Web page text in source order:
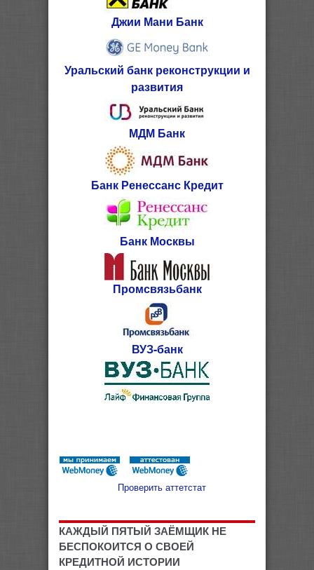
Джии Мани Банк
Уральский банк реконструкции и
развития
МДМ Банк
Банк Ренессанс Кредит
Банк Москвы
Промсвязьбанк
ВУЗ-банк
Проверить аттетстат
КАЖДЫЙ ПЯТЫЙ ЗАЁМЩИК НЕ
БЕСПОКОИТСЯ О СВОЕЙ
КРЕДИТНОЙ ИСТОРИИ